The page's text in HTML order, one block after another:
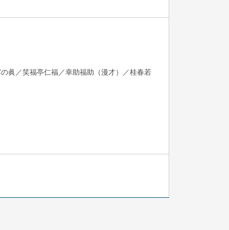
眞／笑福亭仁福／幸助福助（漫才）／桂春若